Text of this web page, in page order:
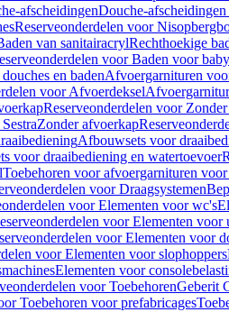
afscheidingenDouche-
Reserveonderdelen voor
van sanitairacrylRechthoekige
voor Baden voor
en badenAfvoergarnituren
voor Afvoerdeksel
Reserveonderdelen voor
Zonder afvoerkap
Afbouwsets voor
voor draaibediening en watertoevoer
Toebehoren voor afvoergarnituren voor
voor Draagsystemen
voor Elementen voor wc's
voor Elementen voor
voor Elementen voor
voor Elementen voor slophoppers
Elementen voor
voor ToebehorenGeberit
Toebehoren voor prefabricages